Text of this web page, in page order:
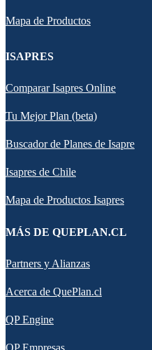
Mapa de Productos
ISAPRES
Comparar Isapres Online
Tu Mejor Plan (beta)
Buscador de Planes de Isapre
Isapres de Chile
Mapa de Productos Isapres
MÁS DE QUEPLAN.CL
Partners y Alianzas
Acerca de QuePlan.cl
QP Engine